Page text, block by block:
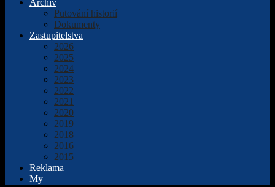
Archiv
Putování historií
Dokumenty
Zastupitelstva
2026
2025
2024
2023
2022
2021
2020
2019
2018
2016
2015
Reklama
My